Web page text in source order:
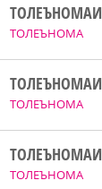
ТОЛЕЪНОМА
ТОЛЕЪНОМА
ТОЛЕЪНОМА